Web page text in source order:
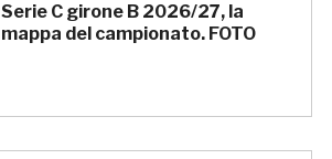
Serie C girone B 2026/27, la
mappa del campionato. FOTO